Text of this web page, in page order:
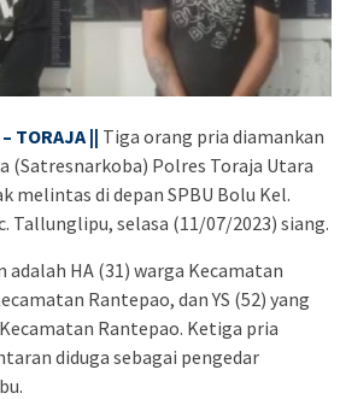
TORAJA || Tiga orang pria diamankan
(Satresnarkoba) Polres Toraja Utara
melintas di depan SPBU Bolu Kel.
Tallunglipu, selasa (11/07/2023) siang.
adalah HA (31) warga Kecamatan
Rantepao, dan YS (52) yang
Rantepao. Ketiga pria
diduga sebagai pengedar